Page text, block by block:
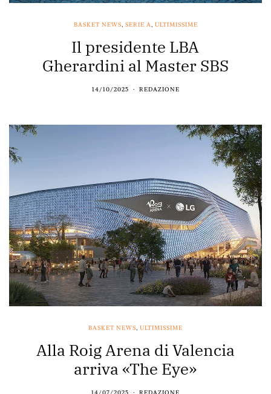
BASKET NEWS SERIE A ULTIMISSIME
Il presidente LBA
Gherardini al Master SBS
14/10/2025 REDAZIONE
BASKET NEWS ULTIMISSIME
Alla Roig Arena di Valencia
arriva «The Eye»
14/07/2025 REDAZIONE